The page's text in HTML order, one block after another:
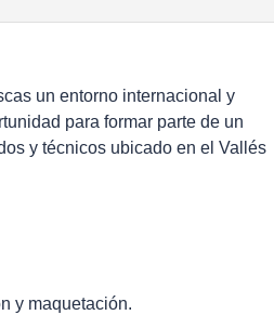
un entorno internacional y
para formar parte de un
y técnicos ubicado en el Vallés
y maquetación.